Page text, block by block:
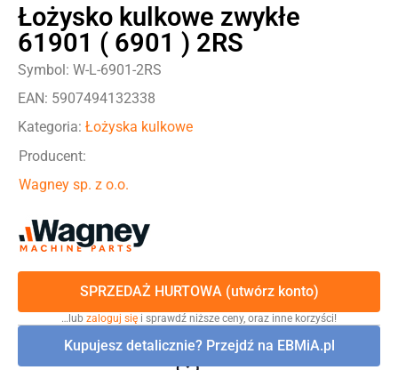
Łożysko kulkowe zwykłe
61901 ( 6901 ) 2RS
Symbol: W-L-6901-2RS
EAN: 5907494132338
Kategoria: Łożyska kulkowe
Producent:
Wagney sp. z o.o.
SPRZEDAŻ HURTOWA (utwórz konto)
…lub zaloguj się i sprawdź niższe ceny, oraz inne korzyści!
Kupujesz detalicznie? Przejdź na EBMiA.pl